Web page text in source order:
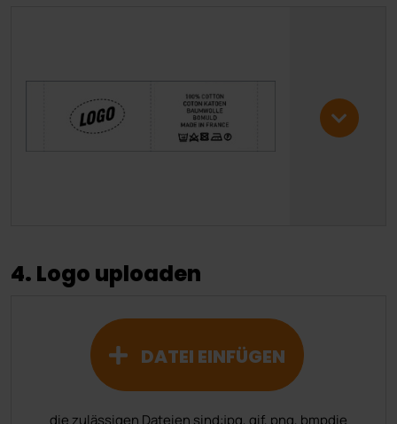
4. Logo uploaden
DATEI EINFÜGEN
die zulässigen Dateien sind:jpg, gif, png, bmpdie